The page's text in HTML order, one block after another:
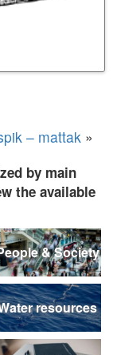
– mattak »
by main
the available
& Society
resources